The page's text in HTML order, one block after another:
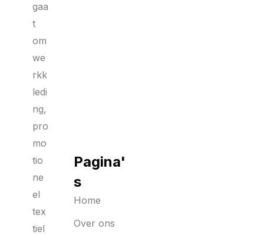
gaa
t
om
we
rkk
ledi
ng,
pro
mo
tio
ne
el
tex
tiel
Pagina'
s
Home
Over ons